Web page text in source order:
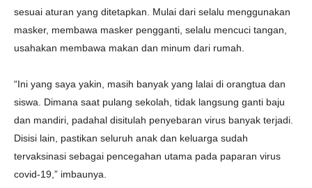
sesuai aturan yang ditetapkan. Mulai dari selalu menggunakan
masker, membawa masker pengganti, selalu mencuci tangan,
usahakan membawa makan dan minum dari rumah.
“Ini yang saya yakin, masih banyak yang lalai di orangtua dan
siswa. Dimana saat pulang sekolah, tidak langsung ganti baju
dan mandiri, padahal disitulah penyebaran virus banyak terjadi.
Disisi lain, pastikan seluruh anak dan keluarga sudah
tervaksinasi sebagai pencegahan utama pada paparan virus
covid-19,” imbaunya.